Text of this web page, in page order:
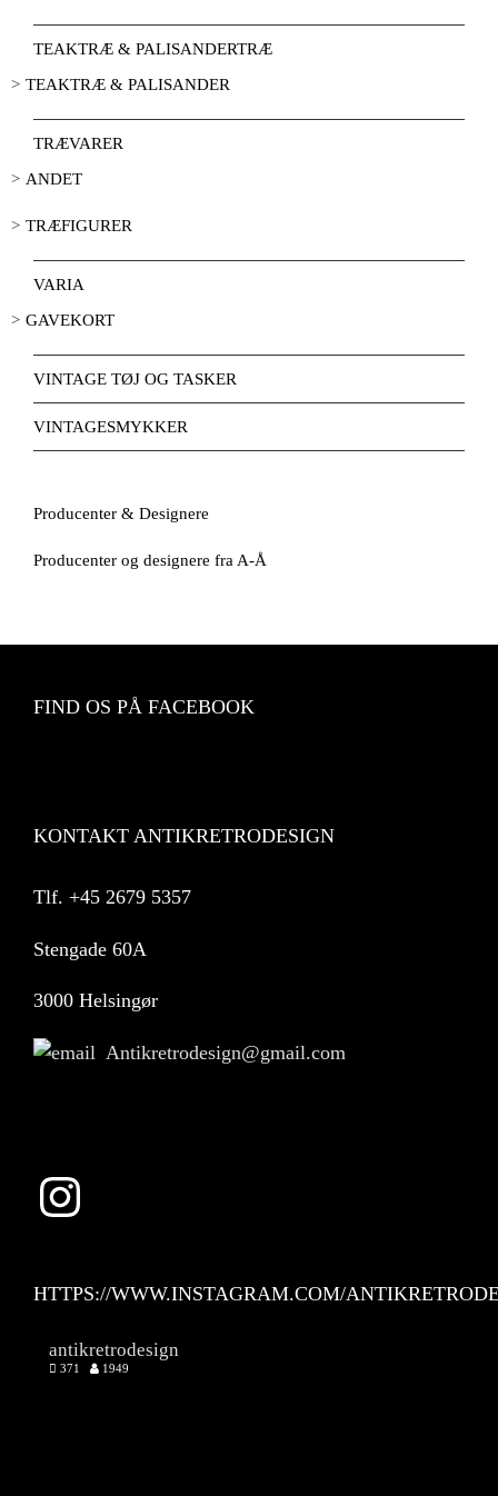
TEAKTRÆ & PALISANDERTRÆ
TEAKTRÆ & PALISANDER
TRÆVARER
ANDET
TRÆFIGURER
VARIA
GAVEKORT
VINTAGE TØJ OG TASKER
VINTAGESMYKKER
Producenter & Designere
Producenter og designere fra A-Å
FIND OS PÅ FACEBOOK
KONTAKT ANTIKRETRODESIGN
Tlf. +45 2679 5357
Stengade 60A
3000 Helsingør
Antikretrodesign@gmail.com
HTTPS://WWW.INSTAGRAM.COM/
antikretrodesign
371 1949